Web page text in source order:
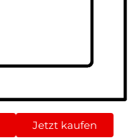
Jetzt kaufen